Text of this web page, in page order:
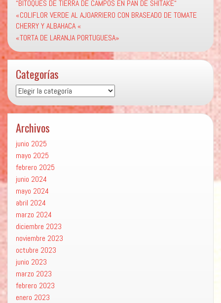
“BITOQUES DE TIERRA DE CAMPOS EN PAN DE SHITAKE“
«COLIFLOR VERDE AL AJOARRIERO CON BRASEADO DE TOMATE
CHERRY Y ALBAHACA «
«TORTA DE LARANJA PORTUGUESA»
Categorías
Categorías
Archivos
junio 2025
mayo 2025
febrero 2025
junio 2024
mayo 2024
abril 2024
marzo 2024
diciembre 2023
noviembre 2023
octubre 2023
junio 2023
marzo 2023
febrero 2023
enero 2023